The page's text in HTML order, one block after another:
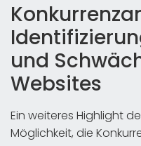
und
Websites
Ein weiteres Highlight
Möglichkeit, die